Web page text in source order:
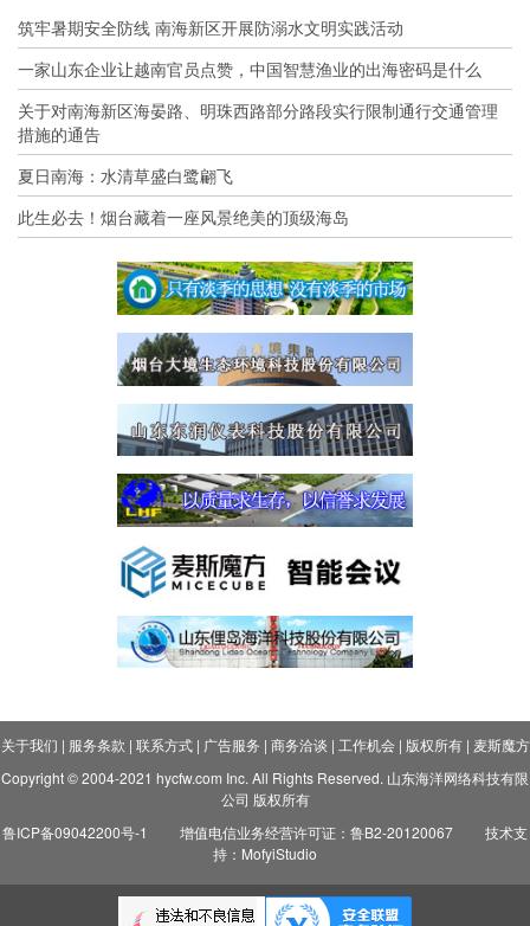
筑牢暑期安全防线 南海新区开展防溺水文明实践活动
一家山东企业让越南官员点赞，中国智慧渔业的出海密码是什么
关于对南海新区海晏路、明珠西路部分路段实行限制通行交通管理
措施的通告
夏日南海：水清草盛白鹭翩飞
此生必去！烟台藏着一座风景绝美的顶级海岛
关于我们 | 服务条款 | 联系方式| 广告服务 | 商务洽谈 | 工作机会| 版权所有| 麦斯魔方
Copyright © 2004-2021 hycfw.com Inc. All Rights Reserved. 山东海洋网络科技有限
公司 版权所有
鲁ICP备09042200号-1
增值电信业务经营许可证：鲁B2-20120067
技术支
持：MofyiStudio